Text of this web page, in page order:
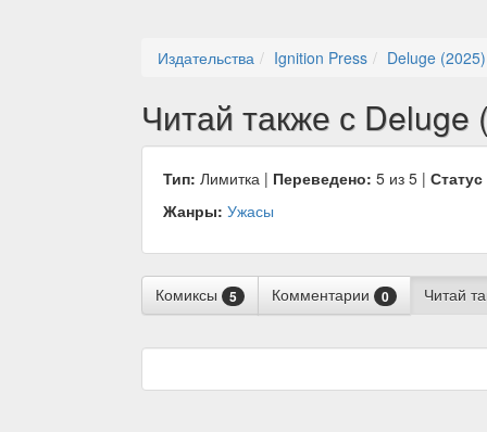
Издательства Ignition Press Deluge (2025)
Читай также с Deluge
Тип: Лимитка | Переведено: 5 из 5 |
Жанры: Ужасы
Комиксы 5 Комментарии 0 Читай